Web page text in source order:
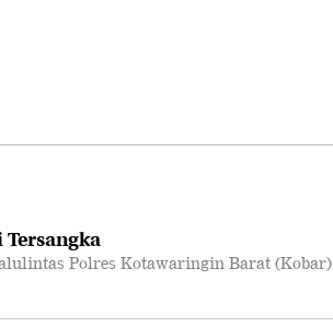
Tersangka
Polres Kotawaringin Barat (Kobar)